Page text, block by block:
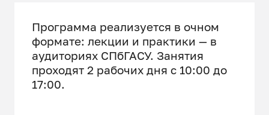
Программа реализуется в очном
формате: лекции и практики — в
аудиториях СПбГАСУ. Занятия
проходят 2 рабочих дня c 10:00 до
17:00.